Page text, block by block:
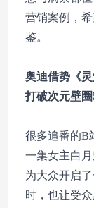
营销案例，
鉴。
奥迪借势《
打破次元壁
很多追番的B
一集女主白
为大众开启
时，也让受